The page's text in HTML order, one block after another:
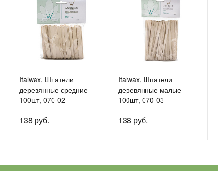
Italwax, Шпатели
деревянные средние
100шт, 070-02
138 руб.
Italwax, Шпатели
деревянные малые
100шт, 070-03
138 руб.